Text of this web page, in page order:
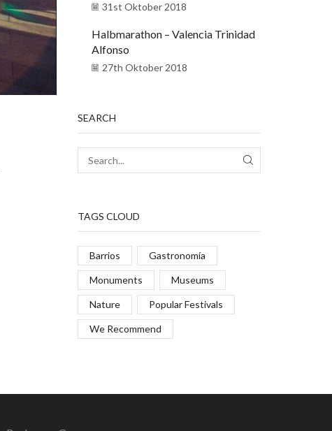
31st Oktober 2018
Halbmarathon – Valencia Trinidad
Alfonso
27th Oktober 2018
SEARCH
TAGS CLOUD
Barrios Gastronomía
Monuments Museums
Nature Popular Festivals
We Recommend